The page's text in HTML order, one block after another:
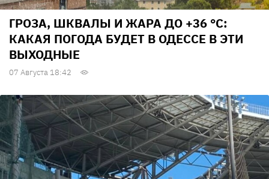
ГРОЗА, ШКВАЛЫ И ЖАРА ДО +36 °С:
КАКАЯ ПОГОДА БУДЕТ В ОДЕССЕ В ЭТИ
ВЫХОДНЫЕ
07 Августа 18:42